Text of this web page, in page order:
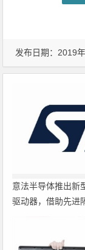
发布日期：2019
意法半导体推出新
驱动器，借助先进